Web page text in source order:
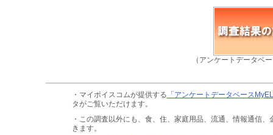
（アンケートデータベ
・マイボイスコムが提供する 「アンケートデータベース
タがご覧いただけます。
・この調査以外にも、食、住、家庭用品、流通、情報通信、
きます。